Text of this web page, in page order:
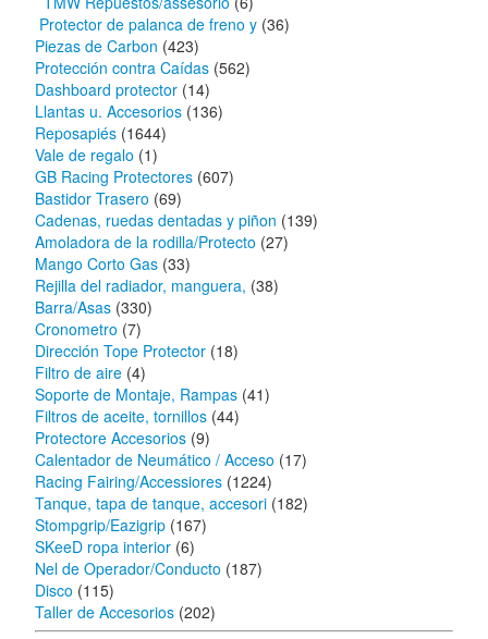
Protector de palanca de freno y (36)
Piezas de Carbon (423)
Protección contra Caídas (562)
Dashboard protector (14)
Llantas u. Accesorios (136)
Reposapiés (1644)
Vale de regalo (1)
GB Racing Protectores (607)
Bastidor Trasero (69)
Cadenas, ruedas dentadas y piñon (139)
Amoladora de la rodilla/Protecto (27)
Mango Corto Gas (33)
Rejilla del radiador, manguera, (38)
Barra/Asas (330)
Cronometro (7)
Dirección Tope Protector (18)
Filtro de aire (4)
Soporte de Montaje, Rampas (41)
Filtros de aceite, tornillos (44)
Protectore Accesorios (9)
Calentador de Neumático / Acceso (17)
Racing Fairing/Accessiores (1224)
Tanque, tapa de tanque, accesori (182)
Stompgrip/Eazigrip (167)
SKeeD ropa interior (6)
Nel de Operador/Conducto (187)
Disco (115)
Taller de Accesorios (202)